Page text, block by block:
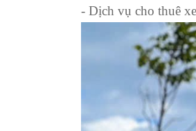
- Dịch vụ cho thuê